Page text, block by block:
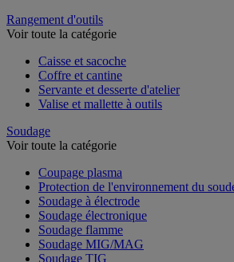
Rangement d'outils
Voir toute la catégorie
Caisse et sacoche
Coffre et cantine
Servante et desserte d'atelier
Valise et mallette à outils
Soudage
Voir toute la catégorie
Coupage plasma
Protection de l'environnement du
Soudage à électrode
Soudage électronique
Soudage flamme
Soudage MIG/MAG
Soudage TIG